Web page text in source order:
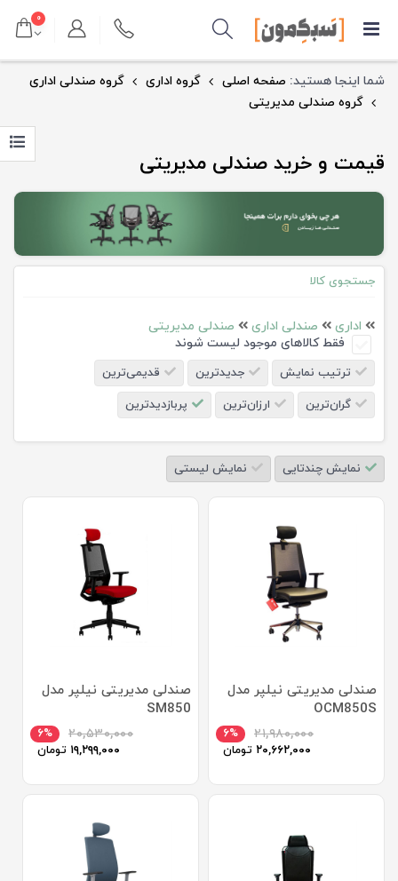
۰
شما اینجا هستید: صفحه اصلی گروه اداری
گروه صندلی اداری
گروه صندلی مدیریتی
قیمت و خرید صندلی مدیریتی
جستجوی کالا
اداری صندلی اداری
صندلی مدیریتی
فقط کالاهای موجود لیست شوند
ترتیب نمایش جدیدترین
قدیمی‌ترین
گران‌ترین
ارزان‌ترین پربازدیدترین
نمایش چندتایی نمایش لیستی
صندلی مدیریتی نیلپر مدل
OCM850S
۶% ۲۱,۹۸۰,۰۰۰
۲۰,۶۶۲,۰۰۰ تومان
صندلی مدیریتی نیلپر مدل
SM850
۶% ۲۰,۵۳۰,۰۰۰
۱۹,۲۹۹,۰۰۰ تومان